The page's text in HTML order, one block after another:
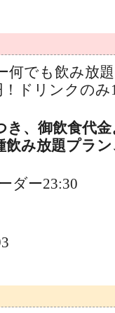
何でも飲み放
ドリンクのみ
き、御飲食代
飲み放題プラ
ダー23:30